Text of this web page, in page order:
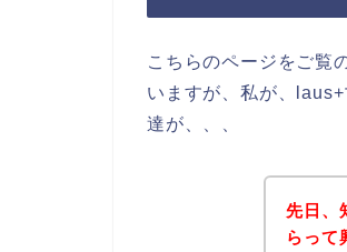
こちらのページをご覧
いますが、私が、
達が、、、
先日、
らって